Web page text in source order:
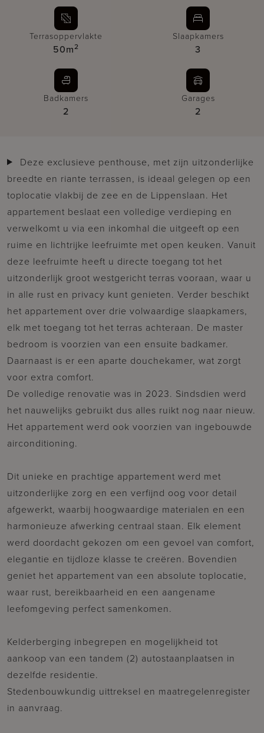
Terrasoppervlakte
50m2
Slaapkamers
3
Badkamers
2
Garages
2
breedte en riante terrassen, is ideaal gelegen op een
toplocatie vlakbij de zee en de Lippenslaan. Het
appartement beslaat een volledige verdieping en
verwelkomt u via een inkomhal die uitgeeft op een
ruime en lichtrijke leefruimte met open keuken. Vanuit
deze leefruimte heeft u directe toegang tot het
uitzonderlijk groot westgericht terras vooraan, waar u
in alle rust en privacy kunt genieten. Verder beschikt
het appartement over drie volwaardige slaapkamers,
elk met toegang tot het terras achteraan. De master
bedroom is voorzien van een ensuite badkamer.
Daarnaast is er een aparte douchekamer, wat zorgt
voor extra comfort.
De volledige renovatie was in 2023. Sindsdien werd
het nauwelijks gebruikt dus alles ruikt nog naar nieuw.
Het appartement werd ook voorzien van ingebouwde
airconditioning.
Dit unieke en prachtige appartement werd met
uitzonderlijke zorg en een verfijnd oog voor detail
afgewerkt, waarbij hoogwaardige materialen en een
harmonieuze afwerking centraal staan. Elk element
werd doordacht gekozen om een gevoel van comfort,
elegantie en tijdloze klasse te creëren. Bovendien
geniet het appartement van een absolute toplocatie,
waar rust, bereikbaarheid en een aangename
leefomgeving perfect samenkomen.
Kelderberging inbegrepen en mogelijkheid tot
aankoop van een tandem (2) autostaanplaatsen in
dezelfde residentie.
Stedenbouwkundig uittreksel en maatregelenregister
in aanvraag.